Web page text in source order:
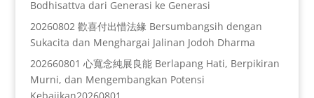
Bodhisattva dari Generasi ke Generasi
20260802 歡喜付出惜法緣 Bersumbangsih dengan
Sukacita dan Menghargai Jalinan Jodoh Dharma
202660801 心寬念純展良能 Berlapang Hati, Berpikiran
Murni, dan Mengembangkan Potensi